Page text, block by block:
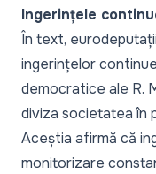
Ingerințele
În text,
ingerințelor
democratice ale R.
diviza societatea în
Aceștia afirmă că
monitorizare